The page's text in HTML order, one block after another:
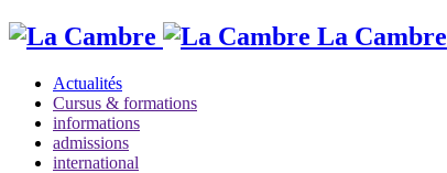
La Cambre
Actualités
Cursus & formations
informations
admissions
international